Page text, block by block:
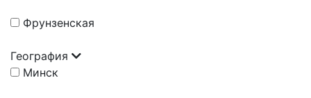
Фрунзенская
География
Минск